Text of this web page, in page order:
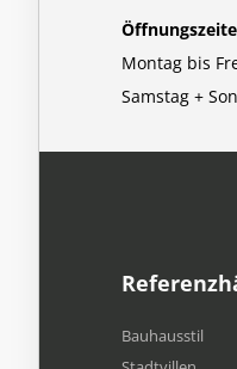
Montag bis
Samstag +
Bauhausstil